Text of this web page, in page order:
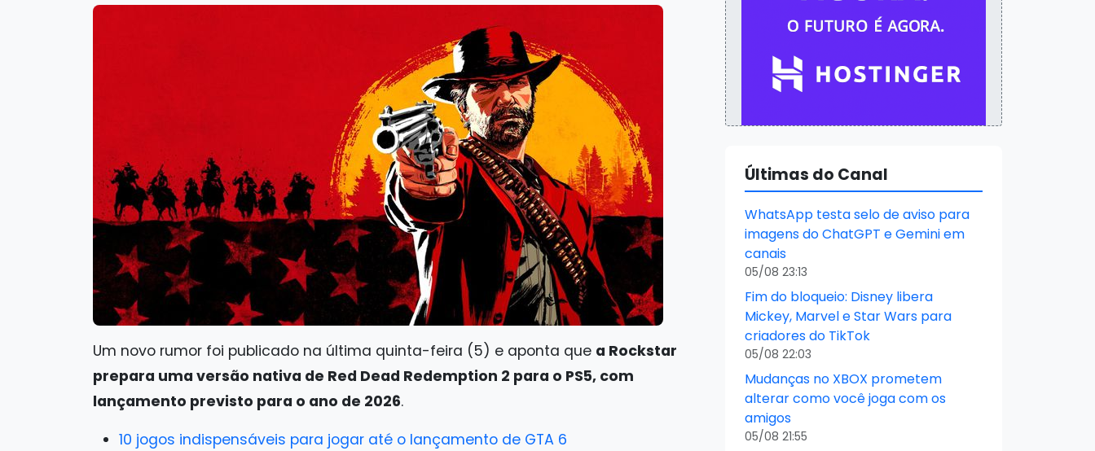
Um novo rumor foi publicado na última quinta-feira (5) e aponta que a Rockstar
prepara uma versão nativa de Red Dead Redemption 2 para o PS5, com
lançamento previsto para o ano de 2026.
10 jogos indispensáveis para jogar até o lançamento de GTA 6
Últimas do Canal
WhatsApp testa selo de aviso para
imagens do ChatGPT e Gemini em
canais
05/08 23:13
Fim do bloqueio: Disney libera
Mickey, Marvel e Star Wars para
criadores do TikTok
05/08 22:03
Mudanças no XBOX prometem
alterar como você joga com os
amigos
05/08 21:55